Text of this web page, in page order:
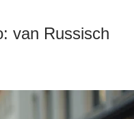
van Russisch